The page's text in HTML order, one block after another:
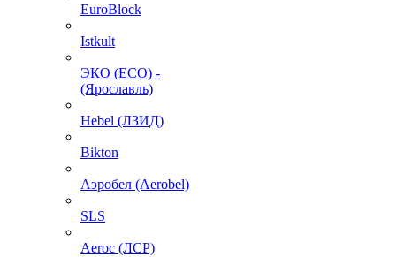
EuroBlock
Istkult
ЭКО (ECO) -
(Ярославль)
Hebel (ЛЗИД)
Bikton
Аэробел (Aerobel)
SLS
Aeroc (ЛСР)